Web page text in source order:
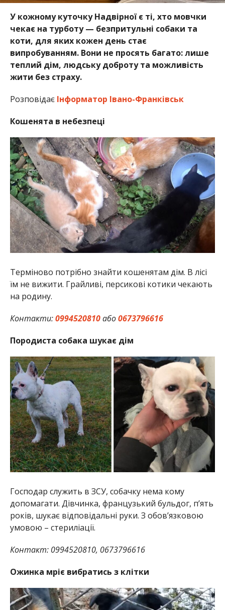
У кожному куточку Надвірної є ті, хто мовчки
чекає на турботу — безпритульні собаки та
коти, для яких кожен день стає
випробуванням. Вони не просять багато: лише
теплий дім, людську доброту та можливість
жити без страху.
Розповідає Інформатор Івано-Франківськ
Кошенята в небезпеці
Терміново потрібно знайти кошенятам дім. В лісі
їм не вижити. Грайливі, персикові котики чекають
на родину.
Контакти:0994520810або0673796616
Породиста собака шукає дім
Господар служить в ЗСУ, собачку нема кому
допомагати. Дівчинка, французький бульдог, п’ять
років, шукає відповідальні руки. З обов’язковою
умовою – стериліації.
Контакт: 0994520810, 0673796616
Ожинка мріє вибратись з клітки